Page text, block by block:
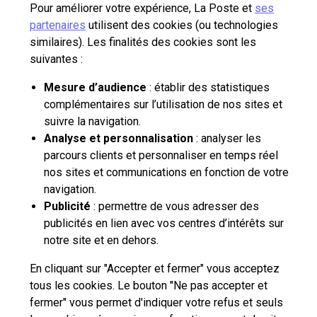
Pour améliorer votre expérience, La Poste et ses
partenaires utilisent des cookies (ou technologies
similaires). Les finalités des cookies sont les
suivantes :
Mesure d’audience : établir des statistiques
complémentaires sur l’utilisation de nos sites et
suivre la navigation.
Analyse et personnalisation : analyser les
parcours clients et personnaliser en temps réel
nos sites et communications en fonction de votre
navigation.
Publicité : permettre de vous adresser des
publicités en lien avec vos centres d’intérêts sur
notre site et en dehors.
En cliquant sur "Accepter et fermer" vous acceptez
tous les cookies. Le bouton "Ne pas accepter et
fermer" vous permet d'indiquer votre refus et seuls
La Poste Solutions Business est la marque B2B de La Poste, destinée aux
entreprises, collectivités et administrations publiques.
Retrouvez ici des actualités, des études de tendances, des décryptages et
innovations, des offres selon vos usages, des infos pratiques et un accès
à votre espace personnel pour gérer le développement de votre activité.
Qui sommes-nous?
Nos tarifs
Aide et outils
Contactez-nous
pro.laposte.fr part.laposte.fr groupelaposte.com